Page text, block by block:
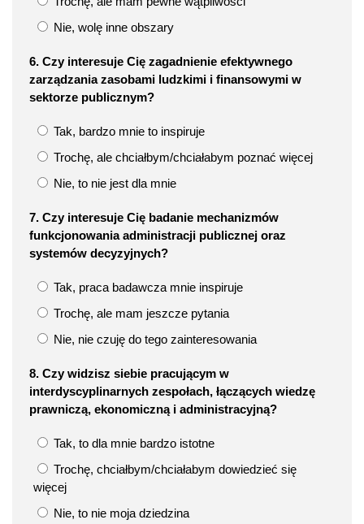
Nie, wolę inne obszary
6. Czy interesuje Cię zagadnienie efektywnego
zarządzania zasobami ludzkimi i finansowymi w
sektorze publicznym?
Tak, bardzo mnie to inspiruje
Trochę, ale chciałbym/chciałabym poznać więcej
Nie, to nie jest dla mnie
7. Czy interesuje Cię badanie mechanizmów
funkcjonowania administracji publicznej oraz
systemów decyzyjnych?
Tak, praca badawcza mnie inspiruje
Trochę, ale mam jeszcze pytania
Nie, nie czuję do tego zainteresowania
8. Czy widzisz siebie pracującym w
interdyscyplinarnych zespołach, łączących wiedzę
prawniczą, ekonomiczną i administracyjną?
Tak, to dla mnie bardzo istotne
Trochę, chciałbym/chciałabym dowiedzieć się
więcej
Nie, to nie moja dziedzina